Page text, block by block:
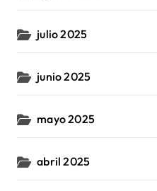
julio 2025
junio 2025
mayo 2025
abril 2025